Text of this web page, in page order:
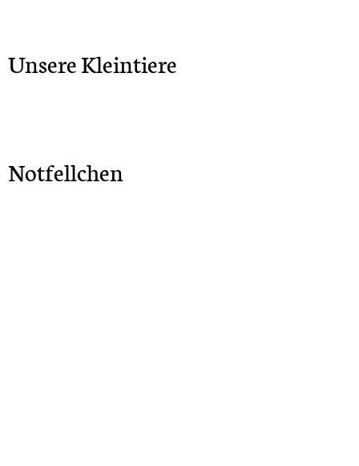
Unsere Kleintiere
Notfellchen